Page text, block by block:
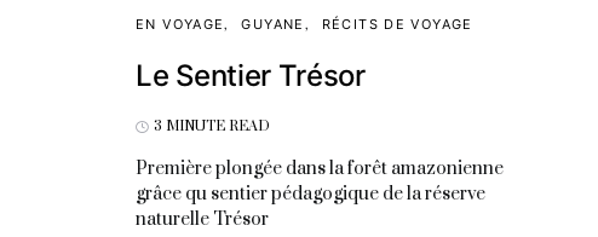
EN VOYAGE GUYANE RÉCITS DE VOYAGE
Le Sentier Trésor
3 MINUTE READ
Première plongée dans la forêt amazonienne
grâce qu sentier pédagogique de la réserve
naturelle Trésor